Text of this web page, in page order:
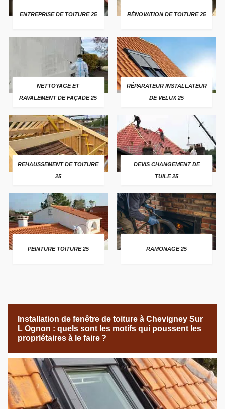
ENTREPRISE DE TOITURE 25 RÉNOVATION DE TOITURE 25
NETTOYAGE ET
RAVALEMENT DE FAÇADE 25
RÉPARATEUR INSTALLATEUR
DE VELUX 25
REHAUSSEMENT DE TOITURE
25
DEVIS CHANGEMENT DE
TUILE 25
PEINTURE TOITURE 25 RAMONAGE 25
Installation de fenêtre de toiture à Chevigney Sur
L Ognon : quels sont les motifs qui poussent les
propriétaires à le faire ?